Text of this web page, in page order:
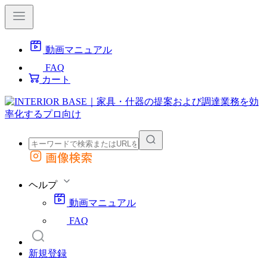
動画マニュアル
FAQ
カート
外部サイトの商品をカートに追加
画像検索
ヘルプ
動画マニュアル
FAQ
新規登録